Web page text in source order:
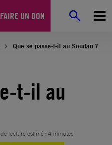
FAIRE UN DON
Que se passe-t-il au Soudan ?
t-il au
lecture estimé : 4 minutes